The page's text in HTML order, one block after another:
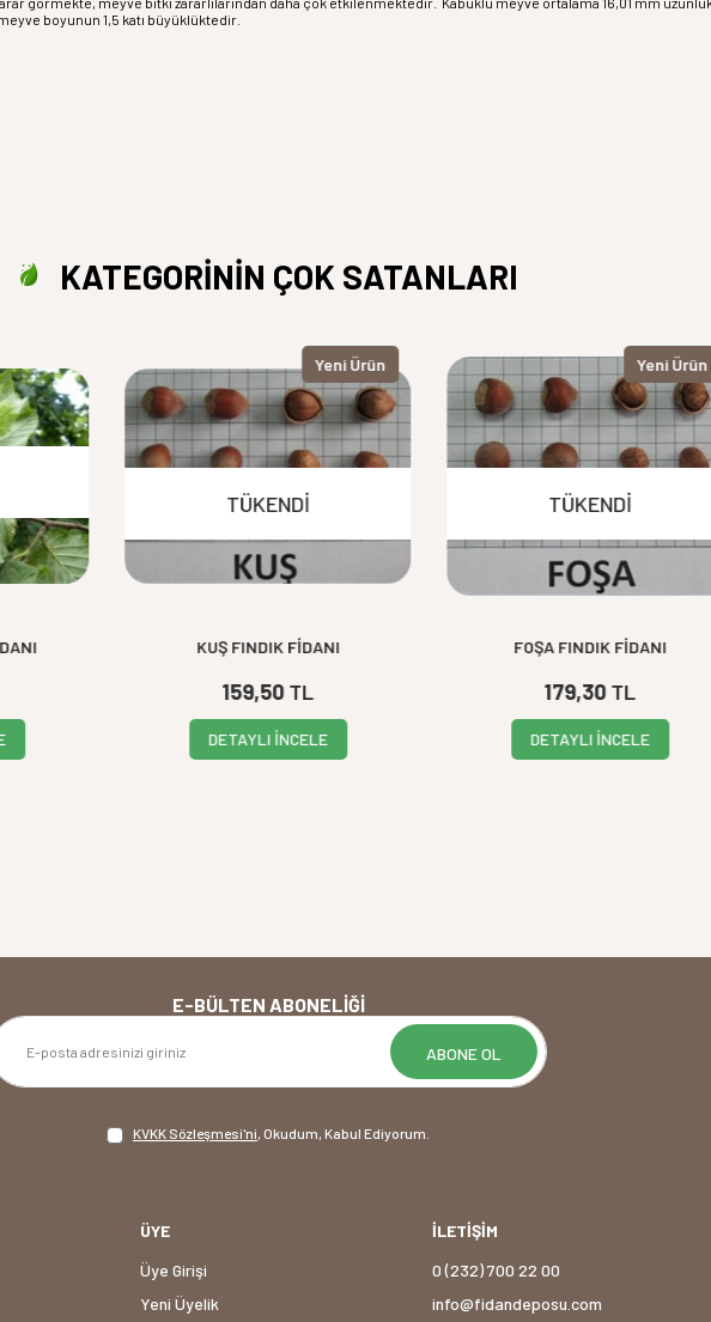
boyunun 1,5 katı büyüklüktedir.
KATEGORİNİN ÇOK SATANLARI
Yeni Ürün
TÜKENDI
KUŞ FINDIK FİDANI
159,50TL
DETAYLI İNCELE
Yeni Ürün
TÜKENDI
FOŞA FINDIK FİDANI
179,30TL
DETAYLI İNCELE
E-BÜLTEN ABONELIĞI
ABONE OL
KVKK Sözleşmesi'ni, Okudum, Kabul Ediyorum.
ÜYE
Üye Girişi
Yeni Üyelik
İLETİŞİM
0 (232) 700 22 00
info@fidandeposu.com